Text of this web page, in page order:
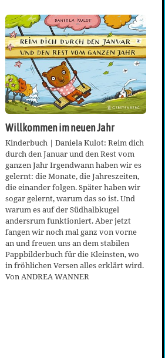
Willkommen im neuen Jahr
Kinderbuch | Daniela Kulot: Reim dich
durch den Januar und den Rest vom
ganzen Jahr Irgendwann haben wir es
gelernt: die Monate, die Jahreszeiten,
die einander folgen. Später haben wir
sogar gelernt, warum das so ist. Und
warum es auf der Südhalbkugel
andersrum funktioniert. Aber jetzt
fangen wir noch mal ganz von vorne
an und freuen uns an dem stabilen
Pappbilderbuch für die Kleinsten, wo
in fröhlichen Versen alles erklärt wird.
Von ANDREA WANNER